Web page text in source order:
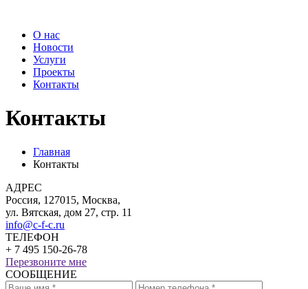
О нас
Новости
Услуги
Проекты
Контакты
Контакты
Главная
Контакты
АДРЕС
Россия, 127015, Москва,
ул. Вятская, дом 27, стр. 11
info@с-f-с.ru
ТЕЛЕФОН
+ 7 495 150-26-78
Перезвоните мне
СООБЩЕНИЕ